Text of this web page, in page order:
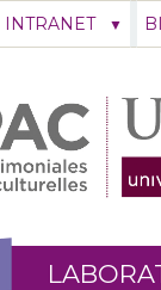
INTRANET